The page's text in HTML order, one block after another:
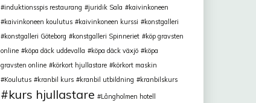
induktionsspis restaurang
juridik Sala
kaivinkoneen
kaivinkoneen koulutus
kaivinkoneen kurssi
konstgalleri
konstgalleri Göteborg
konstgalleri Spinneriet
köp gravsten
online
köpa däck uddevalla köpa däck växjö
köpa
gravsten online
körkort hjullastare
körkort maskin
Koulutus
kranbil kurs kranbil utbildning kranbilskurs
kurs hjullastare
Långholmen hotell